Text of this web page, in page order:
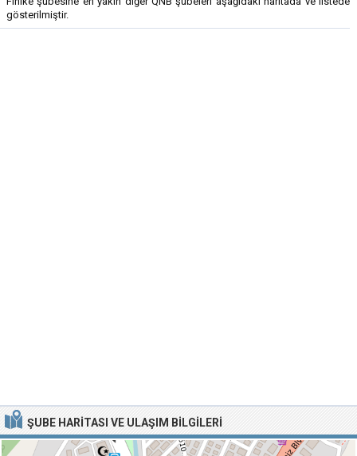
gösterilmiştir.
ŞUBE HARITASI VE ULAŞIM BILGILERI